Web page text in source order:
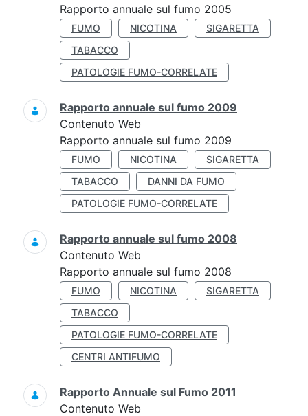
Rapporto annuale sul fumo 2005
FUMO NICOTINA
SIGARETTA
TABACCO
PATOLOGIE FUMO-CORRELATE
Rapporto annuale sul fumo 2009
Contenuto Web
Rapporto annuale sul fumo 2009
FUMO NICOTINA
SIGARETTA
TABACCO
DANNI DA FUMO
PATOLOGIE FUMO-CORRELATE
Rapporto annuale sul fumo 2008
Contenuto Web
Rapporto annuale sul fumo 2008
FUMO NICOTINA
SIGARETTA
TABACCO
PATOLOGIE FUMO-CORRELATE
CENTRI ANTIFUMO
Rapporto Annuale sul Fumo 2011
Contenuto Web